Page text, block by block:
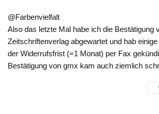
@Farbenvielfalt
Also das letzte Mal habe ich die Bestätigung
Zeitschriftenverlag abgewartet und hab
der Widerrufsfrist (=1 Monat) per Fax
Bestätigung von gmx kam auch ziemlich